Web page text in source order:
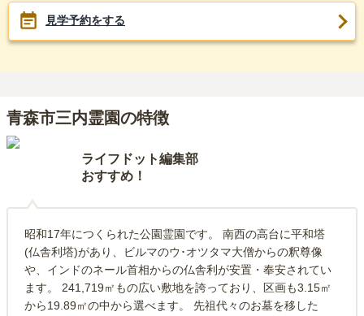
見学予約をする
青森市三内霊園の特徴
ライフドット編集部
おすすめ！
昭和17年につくられた公園霊園です。 南西の高台に平和塔
(仏舎利塔)があり、ビルマのウ･オツタマ大僧からの釈尊像
や、インドのネール首相からの仏舎利が安置・奉安されてい
ます。 241,719㎡もの広い敷地を誇っており、区画も3.15㎡
から19.89㎡の中から選べます。 先祖代々のお墓を移した